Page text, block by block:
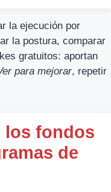
la ejecución por
la postura, comparar
gratuitos: aportan
para mejorar, repetir
los fondos
de